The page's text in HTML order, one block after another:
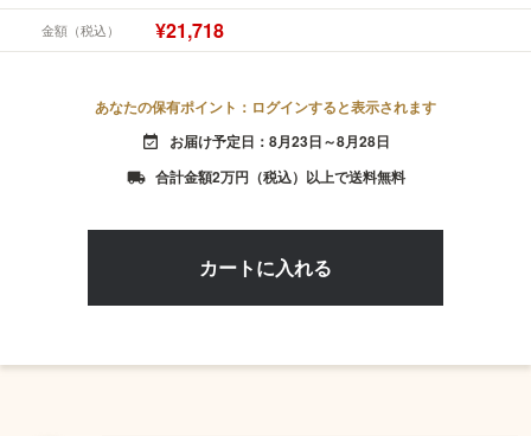
金額（税込） ¥21,718
あなたの保有ポイント：ログインすると表示されます
event_available お届け予定日：8月23日～8月28日
local_shipping 合計金額2万円（税込）以上で送料無料